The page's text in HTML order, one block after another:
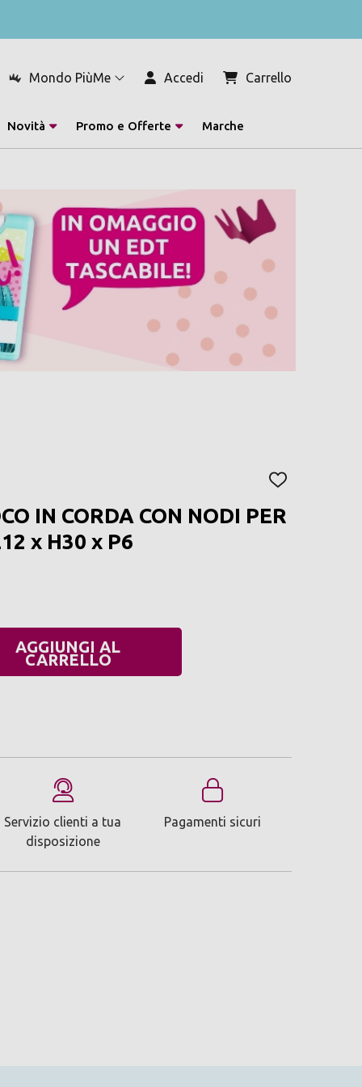
Mondo PiùMe Accedi Carrello
Novità Promo e Offerte Marche
AGGIUNGI
LISTA
DEI
IN CORDA CON NODI PER
x H30 x P6
AGGIUNGI AL
CARRELLO
Servizio clienti a tua
disposizione
Pagamenti sicuri